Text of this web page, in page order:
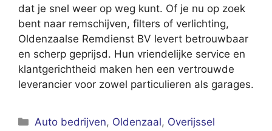
dat je snel weer op weg kunt. Of je nu op zoek
bent naar remschijven, filters of verlichting,
Oldenzaalse Remdienst BV levert betrouwbaar
en scherp geprijsd. Hun vriendelijke service en
klantgerichtheid maken hen een vertrouwde
leverancier voor zowel particulieren als garages.
Categorieën
Auto bedrijven, Oldenzaal, Overijssel